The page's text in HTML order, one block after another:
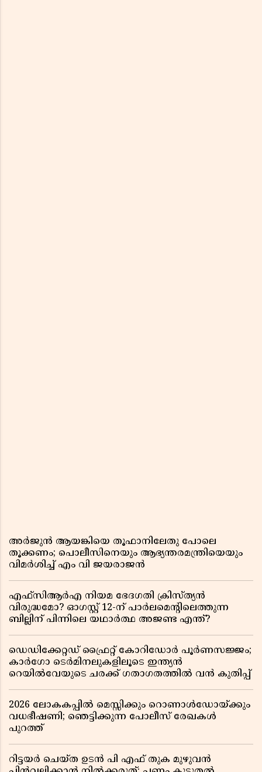
അർജുൻ ആയങ്കിയെ തൂഫാനിലേതു പോലെ
തൂക്കണം; പൊലീസിനെയും ആഭ്യന്തരമന്ത്രിയെയും
വിമർശിച്ച് എം വി ജയരാജൻ
എഫ്സിആർഎ നിയമ ഭേദഗതി ക്രിസ്ത്യൻ
വിരുദ്ധമോ? ഓഗസ്റ്റ് 12-ന് പാർലമെന്റിലെത്തുന്ന
ബില്ലിന് പിന്നിലെ യഥാർത്ഥ അജണ്ട എന്ത്?
ഡെഡിക്കേറ്റഡ് ഫ്രൈറ്റ് കോറിഡോർ പൂർണസജ്ജം;
കാർഗോ ടെർമിനലുകളിലൂടെ ഇന്ത്യൻ
റെയിൽവേയുടെ ചരക്ക് ഗതാഗതത്തിൽ വൻ കുതിപ്പ്
2026 ലോകകപ്പിൽ മെസ്സിക്കും റൊണാൾഡോയ്ക്കും
വധഭീഷണി; ഞെട്ടിക്കുന്ന പോലീസ് രേഖകൾ
പുറത്ത്
റിട്ടയർ ചെയ്ത ഉടൻ പി എഫ് തുക മുഴുവൻ